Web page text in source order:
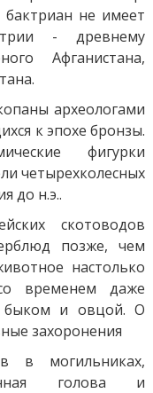
не имеет
- древнему
Афганистана,
археологами
к эпохе бронзы.
фигурки
четырехколесных
до н.э..
скотоводов
позже, чем
настолько
временем даже
быком и овцой. О
захоронения
в могильниках,
голова и